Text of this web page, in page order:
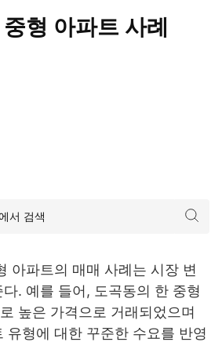
형 아파트 사례
아파트의 매매 사례는 시장 변
. 예를 들어, 도곡동의 한 중형
높은 가격으로 거래되었으며
유형에 대한 꾸준한 수요를 반영